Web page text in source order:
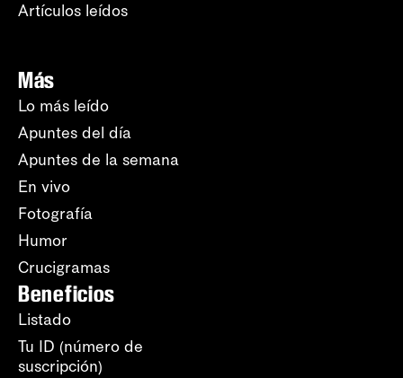
Artículos leídos
Más
Lo más leído
Apuntes del día
Apuntes de la semana
En vivo
Fotografía
Humor
Crucigramas
Beneficios
Listado
Tu ID (número de
suscripción)